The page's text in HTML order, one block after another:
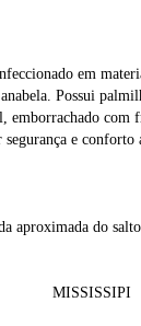
em
Possui
emborrachado com
segurança e conforto
aproximada do
MISSISSIPI